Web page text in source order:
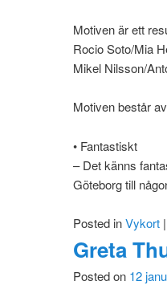
Motiven är ett
Rocio Soto/Mia
Mikel Nilsson/
Motiven består
• Fantastiskt
– Det känns
Göteborg till
Posted inVykort |
Greta
Posted on 12